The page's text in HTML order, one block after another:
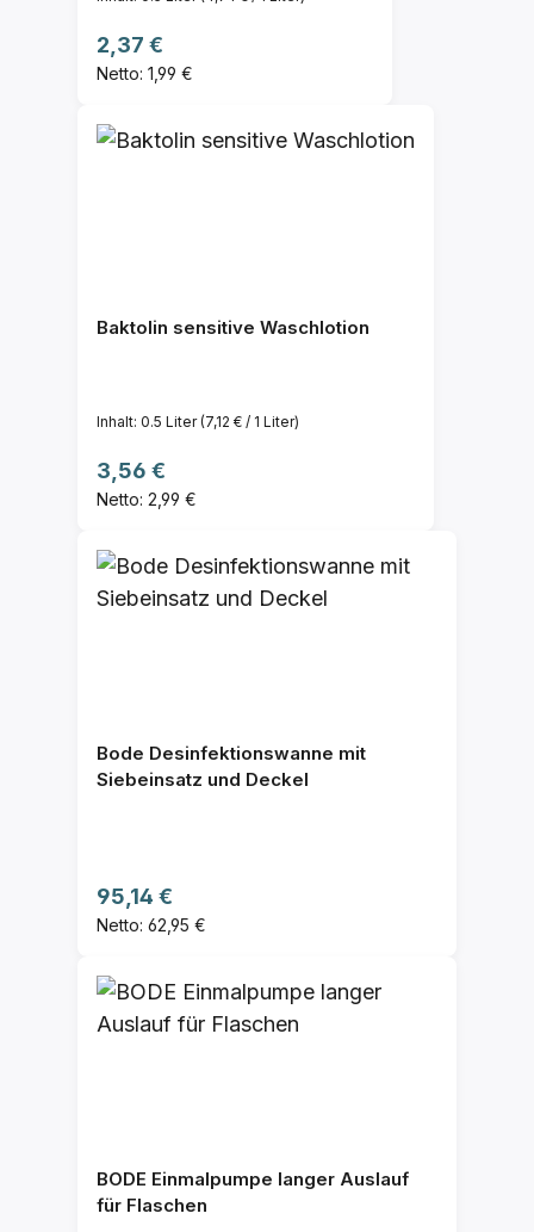
Regulärer Preis:
2,37 €
Netto: 1,99 €
Baktolin sensitive Waschlotion
Inhalt: 0.5 Liter(7,12 € / 1 Liter)
Regulärer Preis:
3,56 €
Netto: 2,99 €
Bode Desinfektionswanne mit
Siebeinsatz und Deckel
Regulärer Preis:
95,14 €
Netto: 62,95 €
BODE Einmalpumpe langer Auslauf
für Flaschen